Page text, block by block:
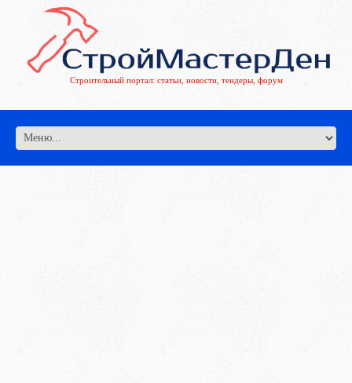
Строительный портал: статьи, новости, тендеры, форум